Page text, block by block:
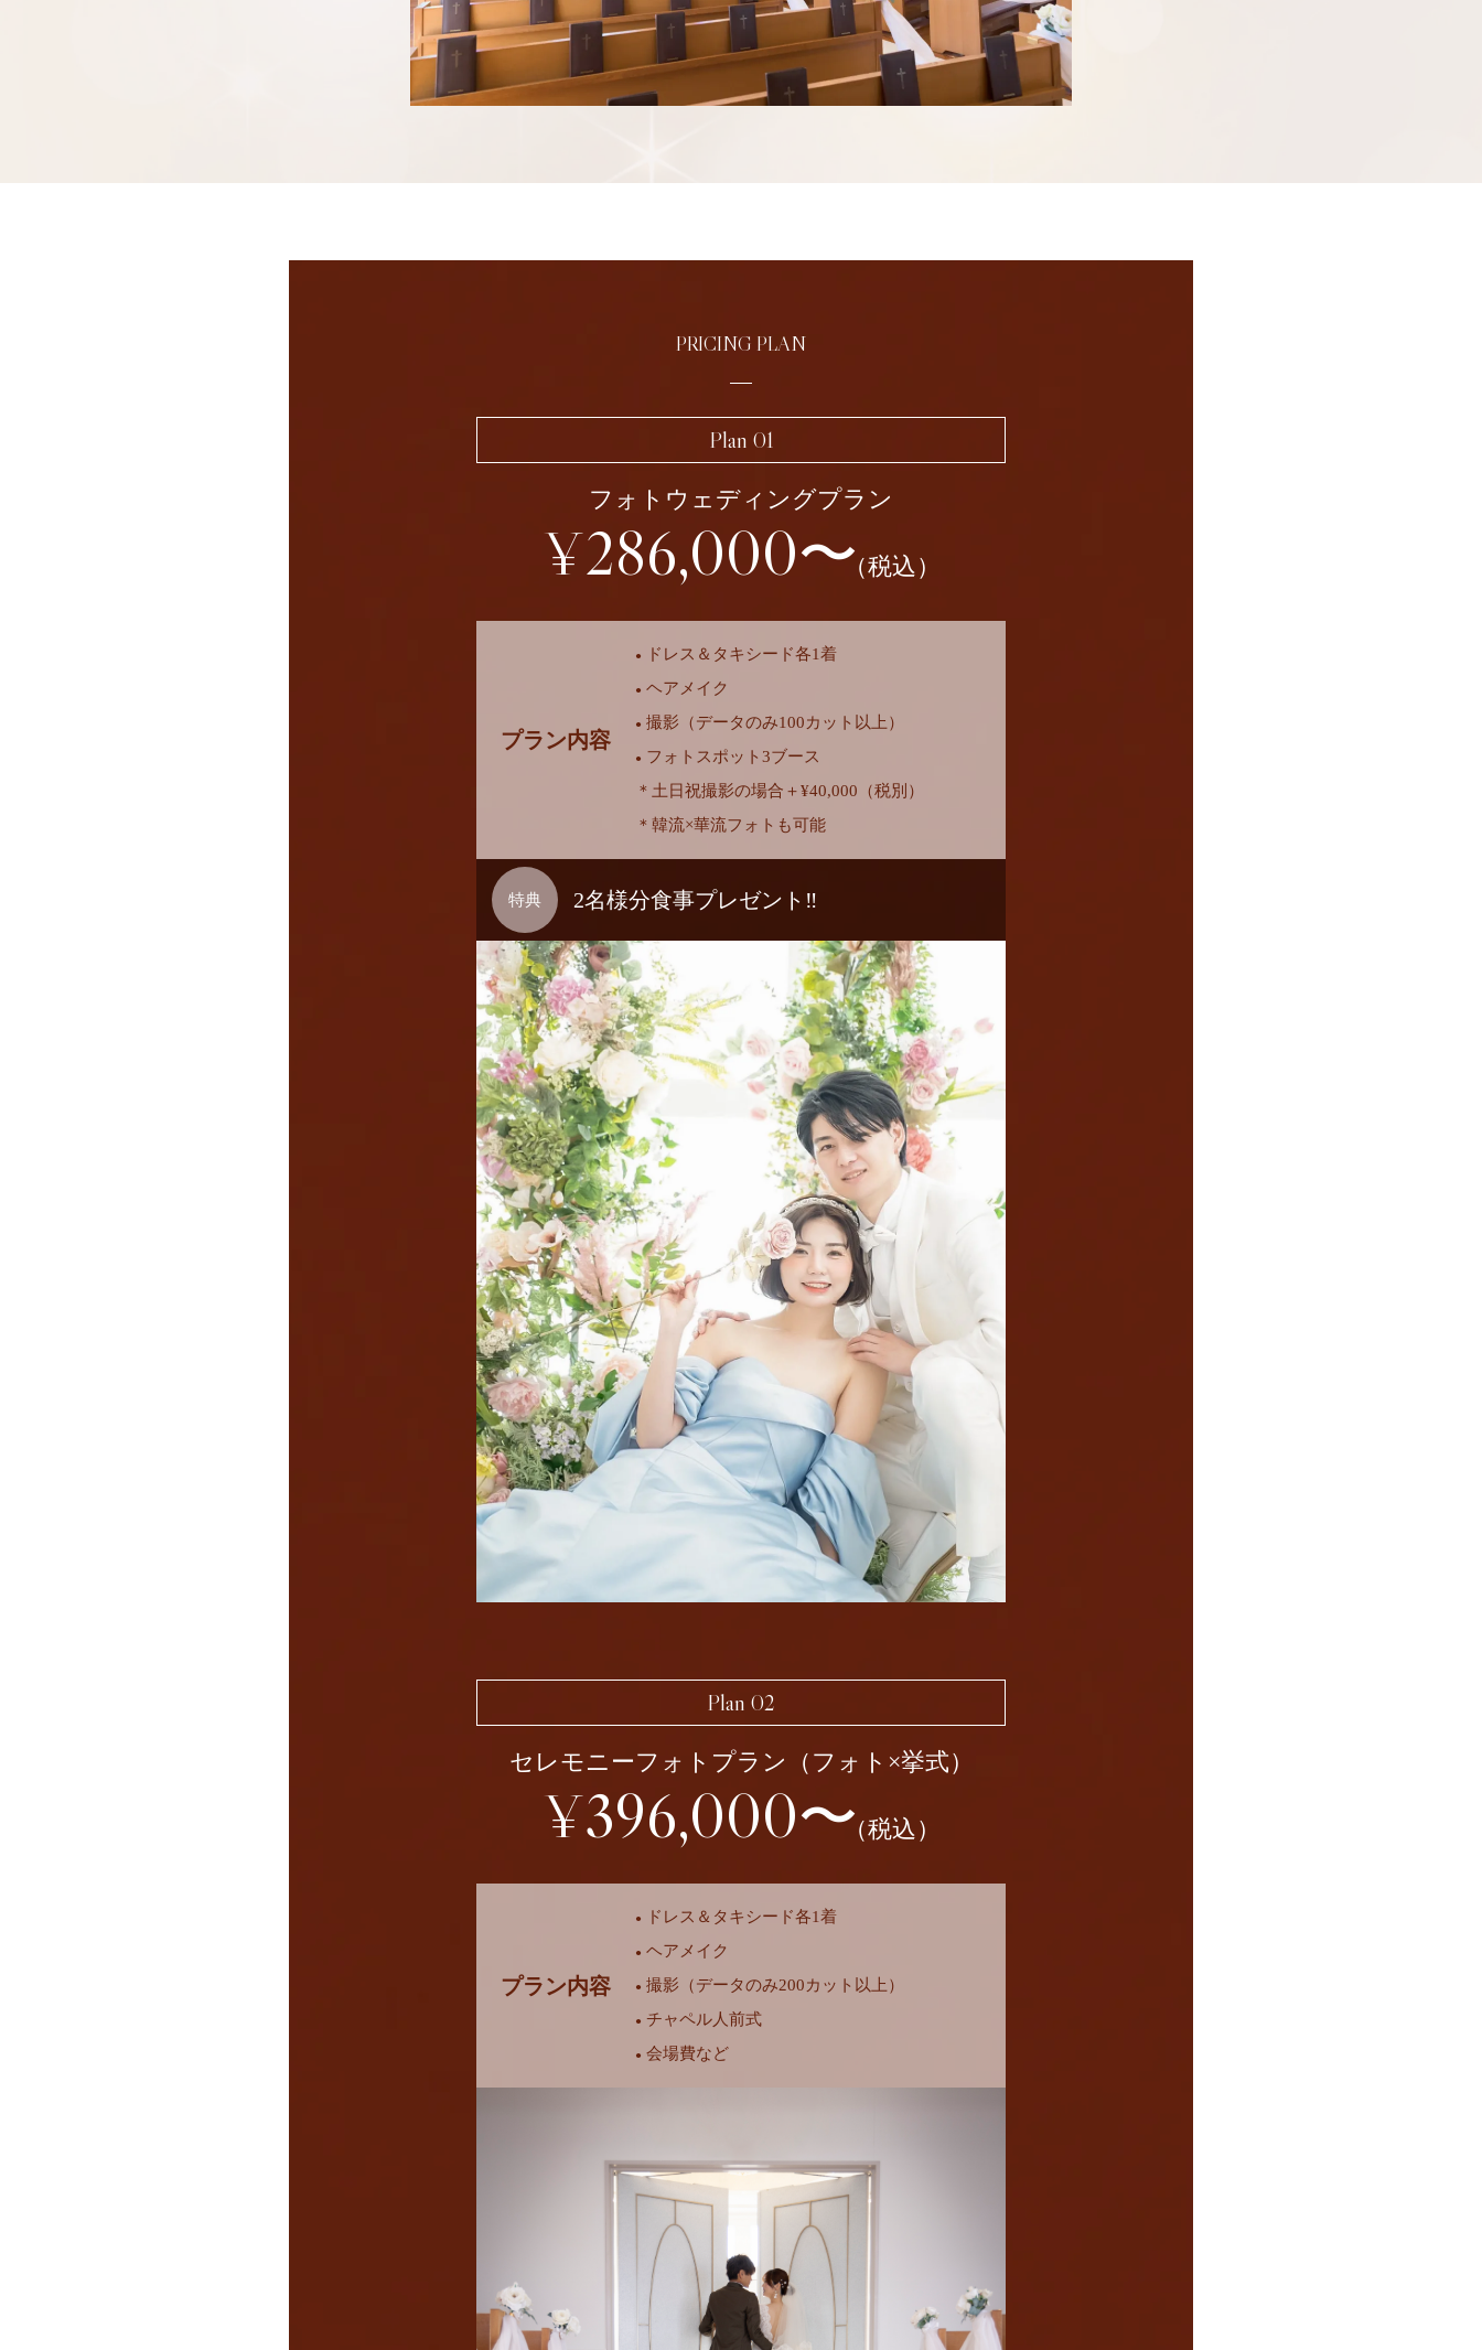
PRICING PLAN
Plan 01
フォトウェディングプラン
¥286,000〜（税込）
プラン内容
● ドレス＆タキシード各1着
● ヘアメイク
● 撮影（データのみ100カット以上）
● フォトスポット3ブース
＊土日祝撮影の場合＋¥40,000（税別）
＊韓流×華流フォトも可能
特典 2名様分食事プレゼント‼︎
Plan 02
セレモニーフォトプラン （フォト×挙式）
¥396,000〜（税込）
プラン内容
● ドレス＆タキシード各1着
● ヘアメイク
● 撮影（データのみ200カット以上）
● チャペル人前式
● 会場費など